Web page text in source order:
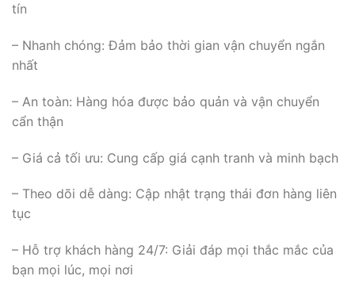
tín
– Nhanh chóng: Đảm bảo thời gian vận chuyển ngắn
nhất
– An toàn: Hàng hóa được bảo quản và vận chuyển
cẩn thận
– Giá cả tối ưu: Cung cấp giá cạnh tranh và minh bạch
– Theo dõi dễ dàng: Cập nhật trạng thái đơn hàng liên
tục
– Hỗ trợ khách hàng 24/7: Giải đáp mọi thắc mắc của
bạn mọi lúc, mọi nơi